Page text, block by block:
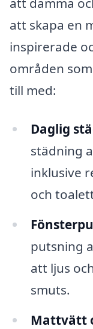
att skapa en
inspirerade
områden
till med:
Daglig
städning
inklusive
och
putsning
att ljus
smuts.
Mattvätt